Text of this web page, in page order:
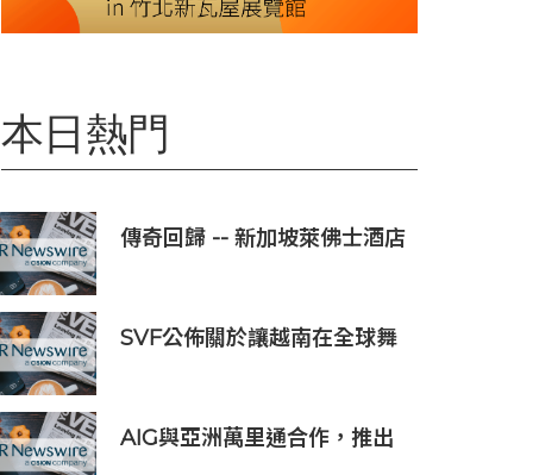
本日熱門
傳奇回歸 -- 新加坡萊佛士酒店
SVF公佈關於讓越南在全球舞
AIG與亞洲萬里通合作，推出